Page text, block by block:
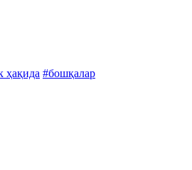
ҳақида #бошқалар